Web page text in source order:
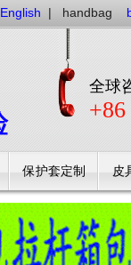
English | handbag
全球
+86
保护套定制 皮